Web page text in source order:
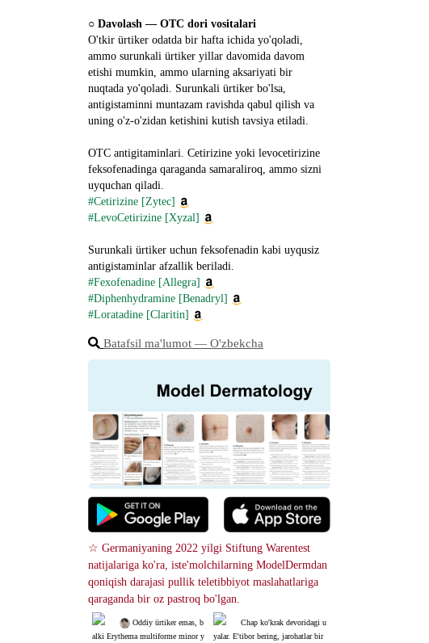
○ Davolash ― OTC dori vositalari
O'tkir ürtiker odatda bir hafta ichida yo'qoladi,
ammo surunkali ürtiker yillar davomida davom
etishi mumkin, ammo ularning aksariyati bir
nuqtada yo'qoladi. Surunkali ürtiker bo'lsa,
antigistaminni muntazam ravishda qabul qilish va
uning o'z-o'zidan ketishini kutish tavsiya etiladi.
OTC antigitaminlari. Cetirizine yoki levocetirizine
feksofenadinga qaraganda samaraliroq, ammo sizni
uyquchan qiladi.
#Cetirizine [Zytec]
#LevoCetirizine [Xyzal]
Surunkali ürtiker uchun feksofenadin kabi uyqusiz
antigistaminlar afzallik beriladi.
#Fexofenadine [Allegra]
#Diphenhydramine [Benadryl]
#Loratadine [Claritin]
Batafsil ma'lumot ― O'zbekcha
☆ Germaniyaning 2022 yilgi Stiftung Warentest
natijalariga ko'ra, iste'molchilarning ModelDermdan
qoniqish darajasi pullik teletibbiyot maslahatlariga
qaraganda bir oz pastroq bo'lgan.
Oddiy ürtiker emas, b
alki Erythema multiforme minor y
Chap ko'krak devoridagi u
yalar. E'tibor bering, jarohatlar bir